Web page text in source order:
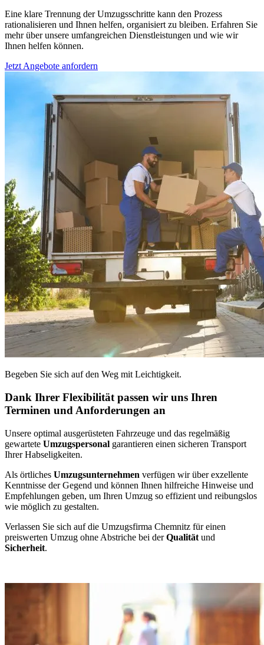
Eine klare Trennung der Umzugsschritte kann den Prozess
rationalisieren und Ihnen helfen, organisiert zu bleiben. Erfahren Sie
mehr über unsere umfangreichen Dienstleistungen und wie wir
Ihnen helfen können.
Jetzt Angebote anfordern
Begeben Sie sich auf den Weg mit Leichtigkeit.
Dank Ihrer Flexibilität passen wir uns Ihren
Terminen und Anforderungen an
Unsere optimal ausgerüsteten Fahrzeuge und das regelmäßig
gewartete Umzugspersonal garantieren einen sicheren Transport
Ihrer Habseligkeiten.
Als örtliches Umzugsunternehmen verfügen wir über exzellente
Kenntnisse der Gegend und können Ihnen hilfreiche Hinweise und
Empfehlungen geben, um Ihren Umzug so effizient und reibungslos
wie möglich zu gestalten.
Verlassen Sie sich auf die Umzugsfirma Chemnitz für einen
preiswerten Umzug ohne Abstriche bei derQualität und
Sicherheit.